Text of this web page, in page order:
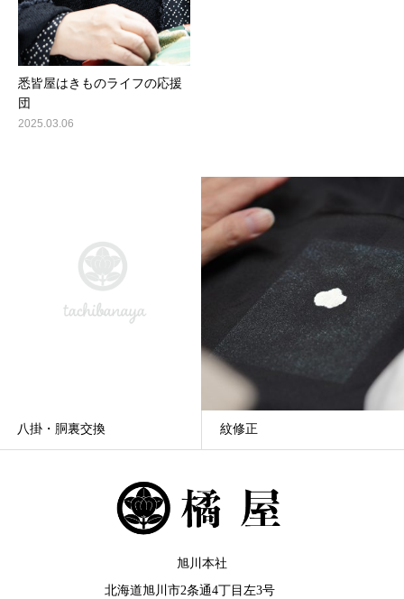
悉皆屋はきものライフの応援
団
2025.03.06
八掛・胴裏交換 紋修正
旭川本社
北海道旭川市2条通4丁目左3号